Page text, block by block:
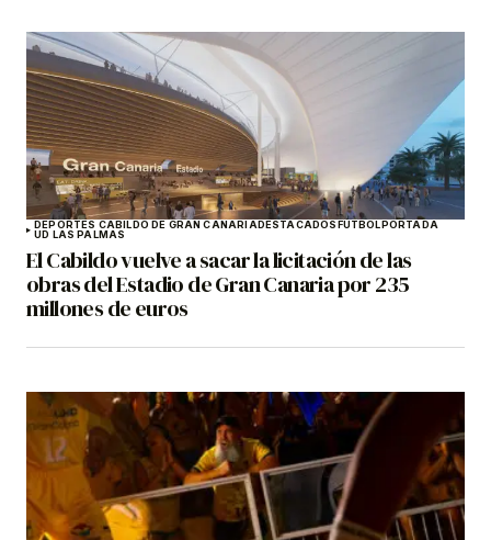
DEPORTES CABILDO DE GRAN CANARIADESTACADOSFÚTBOLPORTADA
UD LAS PALMAS
El Cabildo vuelve a sacar la licitación de las
obras del Estadio de Gran Canaria por 235
millones de euros